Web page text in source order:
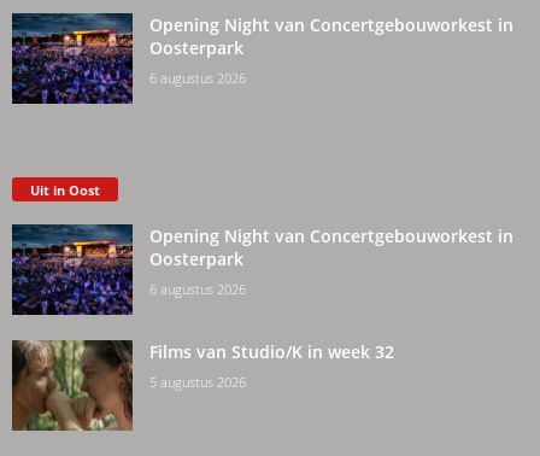
Opening Night van Concertgebouworkest in
Oosterpark
6 augustus 2026
Uit in Oost
Opening Night van Concertgebouworkest in
Oosterpark
6 augustus 2026
Films van Studio/K in week 32
5 augustus 2026